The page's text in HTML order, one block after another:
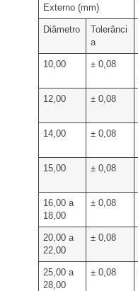
Externo (mm)
Diâmetro
Tolerânci
a
10,00 ± 0,08
12,00 ± 0,08
14,00 ± 0,08
15,00 ± 0,08
16,00 a
18,00
± 0,08
20,00 a
22,00
± 0,08
25,00 a
28,00
± 0,08